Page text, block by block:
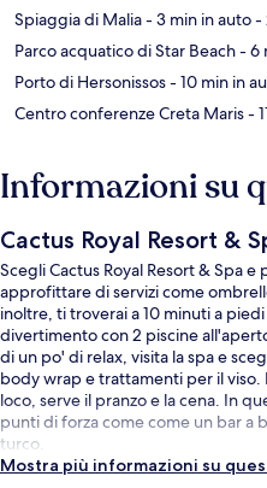
Spiaggia di Malia- 3 min in auto-
Parco acquatico di Star Beach- 6
Porto di Hersonissos- 10 min in
Centro conferenze Creta Maris-
Informazioni su
Cactus Royal Resort &
Scegli Cactus Royal Resort & Spa
approfittare di servizi come
inoltre, ti troverai a 10 minuti a
divertimento con 2 piscine
di un po' di relax, visita la spa e
body wrap e trattamenti per il viso.
loco, serve il pranzo e la cena. In
punti di forza come come un bar a
turco.
Mostra più informazioni su